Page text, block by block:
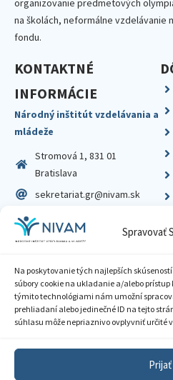
Spravovať
Na poskytovanie tých najlepších
súbory cookie na ukladanie a/alebo
týmito technológiami nám umožní
prehliadaní alebo jedinečné ID na tejto
súhlasu môže nepriaznivo ovplyvniť určité
Prijať
organizovanie predmetových
na školách, neformálne vzdelávanie
fondu.
KONTAKTNÉ
INFORMÁCIE
Národný inštitút vzdelávania a
mládeže
Stromová 1, 831 01
Bratislava
sekretariat.gr@nivam.sk
IČO: 00164348
DIČ: 2020798714
Zásady
Sprístupnenie